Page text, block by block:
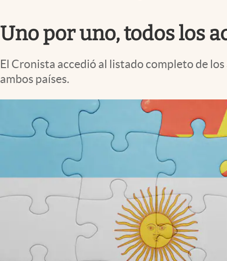
Mundial 2026
Eventos Corporativos
El Cronista Studio
abre en nueva pestaña
Uno por uno, todos los
El Cronista accedió al listado completo de
ambos países.